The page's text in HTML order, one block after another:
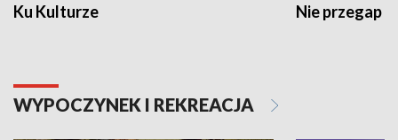
Ku Kulturze Nie przegap
WYPOCZYNEK I REKREACJA